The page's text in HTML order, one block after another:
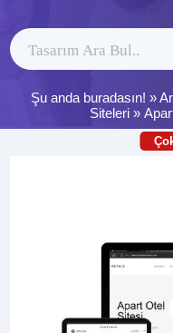
Şu anda buradasın! »
Siteleri»